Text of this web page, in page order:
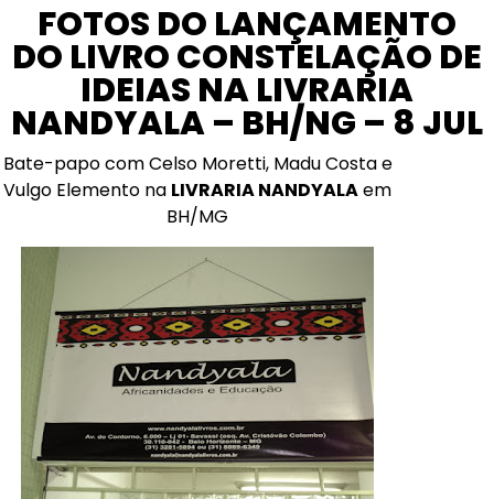
FOTOS DO LANÇAMENTO
DO LIVRO CONSTELAÇÃO DE
IDEIAS NA LIVRARIA
NANDYALA – BH/NG – 8 JUL
Bate-papo com Celso Moretti, Madu Costa e
Vulgo Elemento na LIVRARIA NANDYALAem
BH/MG